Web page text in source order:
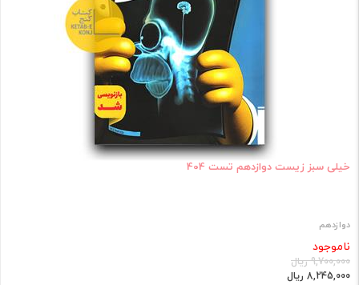
خیلی سبز زیست دوازدهم تست 404
دوازدهم
ناموجود
9,700,000 ریال
8,245,000 ریال